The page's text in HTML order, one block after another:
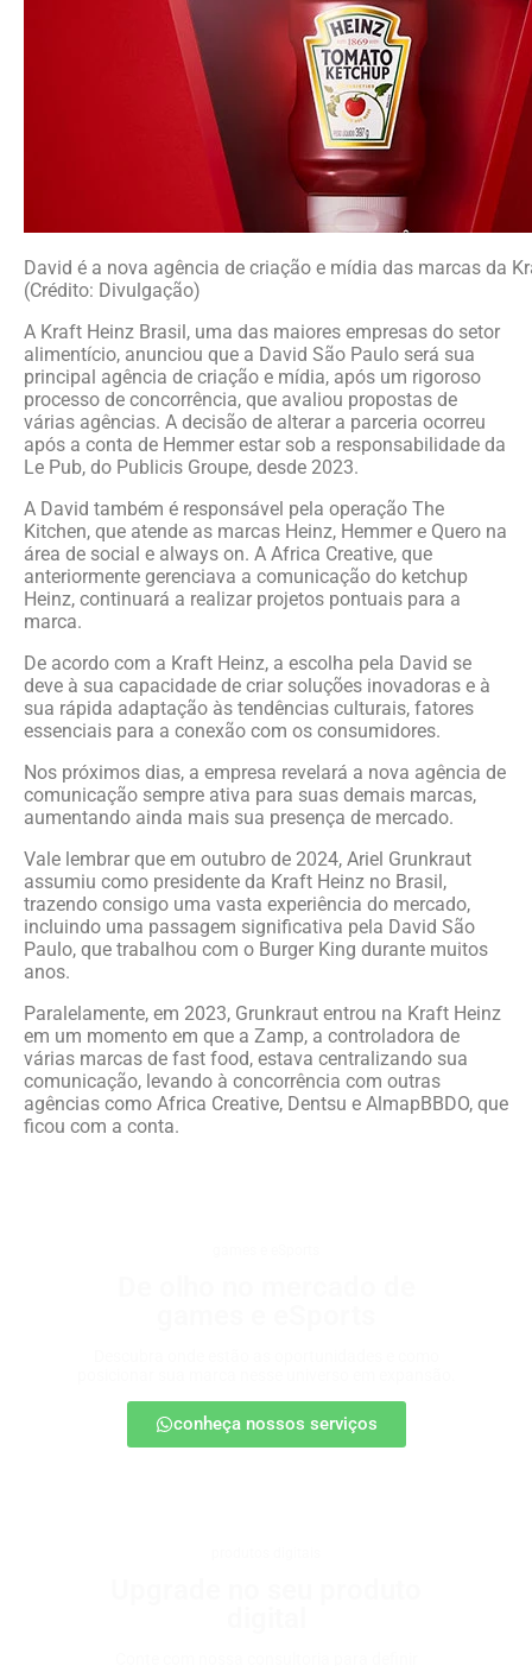
David é a nova agência de criação e mídia das marcas da
(Crédito: Divulgação)
A Kraft Heinz Brasil, uma das maiores empresas do setor
alimentício, anunciou que a David São Paulo será sua
principal agência de criação e mídia, após um rigoroso
processo de concorrência, que avaliou propostas de
várias agências. A decisão de alterar a parceria ocorreu
após a conta de Hemmer estar sob a responsabilidade da
Le Pub, do Publicis Groupe, desde 2023.
A David também é responsável pela operação The
Kitchen, que atende as marcas Heinz, Hemmer e Quero na
área de social e always on. A Africa Creative, que
anteriormente gerenciava a comunicação do ketchup
Heinz, continuará a realizar projetos pontuais para a
marca.
De acordo com a Kraft Heinz, a escolha pela David se
deve à sua capacidade de criar soluções inovadoras e à
sua rápida adaptação às tendências culturais, fatores
essenciais para a conexão com os consumidores.
Nos próximos dias, a empresa revelará a nova agência de
comunicação sempre ativa para suas demais marcas,
aumentando ainda mais sua presença de mercado.
Vale lembrar que em outubro de 2024, Ariel Grunkraut
assumiu como presidente da Kraft Heinz no Brasil,
trazendo consigo uma vasta experiência do mercado,
incluindo uma passagem significativa pela David São
Paulo, que trabalhou com o Burger King durante muitos
anos.
Paralelamente, em 2023, Grunkraut entrou na Kraft Heinz
em um momento em que a Zamp, a controladora de
várias marcas de fast food, estava centralizando sua
comunicação, levando à concorrência com outras
agências como Africa Creative, Dentsu e AlmapBBDO, que
ficou com a conta.
conheça nossos serviços